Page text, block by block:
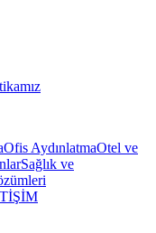
Ofis AydınlatmaOtel ve
Sağlık ve